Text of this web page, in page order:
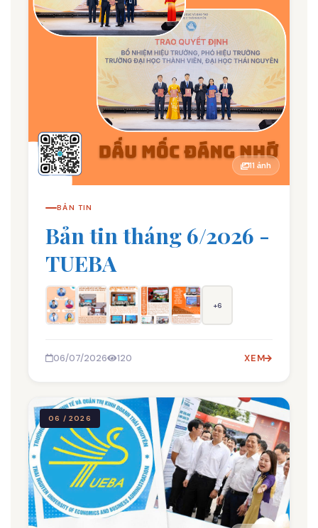
11 ảnh
BẢN TIN
Bản tin tháng 6/2026 -
TUEBA
+6
06/07/2026 120 XEM
06 / 2026